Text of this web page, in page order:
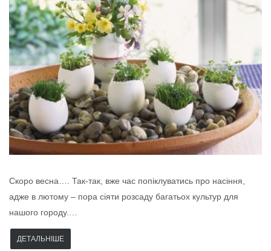
Скоро весна…. Так-так, вже час попіклуватись про насіння,
адже в лютому – пора сіяти розсаду багатьох культур для
нашого городу.…
ДЕТАЛЬНІШЕ